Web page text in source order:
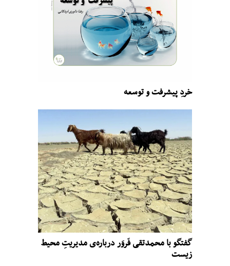
خردِ پیشرفت و توسعه
گفتگو با محمدتقی فَروَر درباره‌ی مدیریتِ محیط
زیست